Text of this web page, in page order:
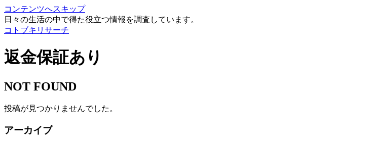
コンテンツへスキップ
日々の生活の中で得た役立つ情報を調査しています。
コトブキリサーチ
返金保証あり
NOT FOUND
投稿が見つかりませんでした。
アーカイブ